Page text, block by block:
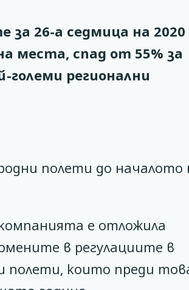
26-а седмица на
места, спад от 55% за
регионални
полети до началото
е отложила
в регулациите в
полети, които преди